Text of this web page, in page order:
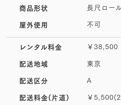
商品形状 長尺ロー
屋外使用 不可
レンタル料金 ￥38,500
配送地域 東京
配送区分 A
配送料金(片道) ￥